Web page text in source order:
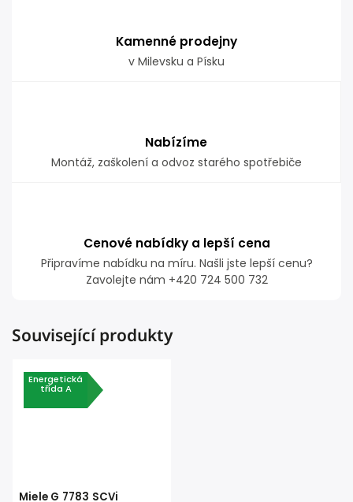
Kamenné prodejny
v Milevsku a Písku
Nabízíme
Montáž, zaškolení a odvoz starého spotřebiče
Cenové nabídky a lepší cena
Připravíme nabídku na míru. Našli jste lepší cenu?
Zavolejte nám +420 724 500 732
Související produkty
Energetická
třída A
Miele G 7783 SCVi